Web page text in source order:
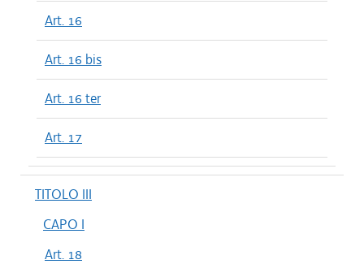
Art. 16
Art. 16 bis
Art. 16 ter
Art. 17
TITOLO III
CAPO I
Art. 18